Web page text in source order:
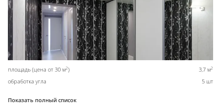
площадь (цена от 30 м2) 3,7 м2
обработка угла 5 шт
Показать полный список